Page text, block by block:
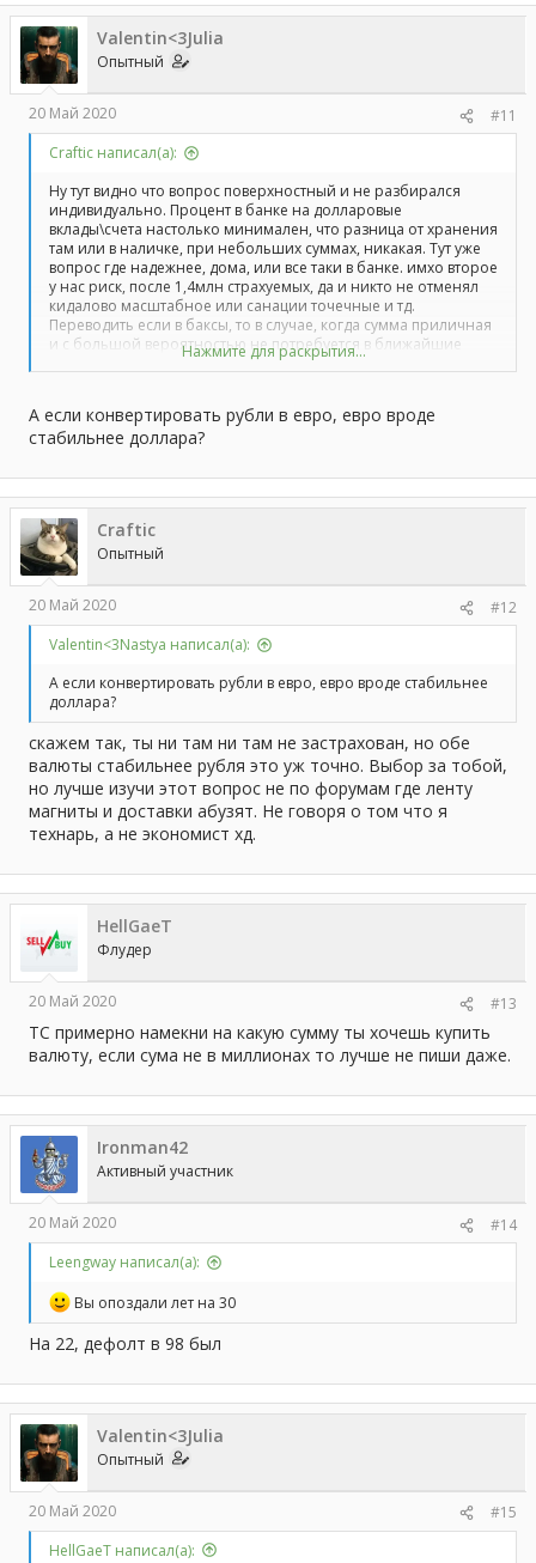
Valentin<3Julia
Опытный
20 Май 2020
#11
Craftic написал(а):
Ну тут видно что вопрос поверхностный и не разбирался
индивидуально. Процент в банке на долларовые
вклады\счета настолько минимален, что разница от хранения
там или в наличке, при небольших суммах, никакая. Тут уже
вопрос где надежнее, дома, или все таки в банке. имхо второе
у нас риск, после 1,4млн страхуемых, да и никто не отменял
кидалово масштабное или санации точечные и тд.
Переводить если в баксы, то в случае, когда сумма приличная
и с большой вероятностью не потребуется в ближайшие
годы. Иначе может выйти так, что доллар временно просядет
Опять же, деньги - это инструмент. Когда вы выбираете
инструмент - вы выбираете более надежный и пользуетесь
общемировую инфляцию после пандемии.
"Качество в цене относительно времени не теряет, а вот
дешман на алике и рынках дешевеет".
Нажмите для раскрытия...
А если конвертировать рубли в евро, евро вроде
стабильнее доллара?
Craftic
Опытный
20 Май 2020
#12
Valentin<3Nastya написал(а):
А если конвертировать рубли в евро, евро вроде стабильнее
доллара?
скажем так, ты ни там ни там не застрахован, но обе
валюты стабильнее рубля это уж точно. Выбор за тобой,
но лучше изучи этот вопрос не по форумам где ленту
магниты и доставки абузят. Не говоря о том что я
технарь, а не экономист хд.
HellGaeT
Флудер
20 Май 2020 #13
ТС примерно намекни на какую сумму ты хочешь купить
валюту, если сума не в миллионах то лучше не пиши даже.
Ironman42
Активный участник
20 Май 2020
#14
Leengway написал(а):
Вы опоздали лет на 30
На 22, дефолт в 98 был
Valentin<3Julia
Опытный
20 Май 2020
#15
HellGaeT написал(а):